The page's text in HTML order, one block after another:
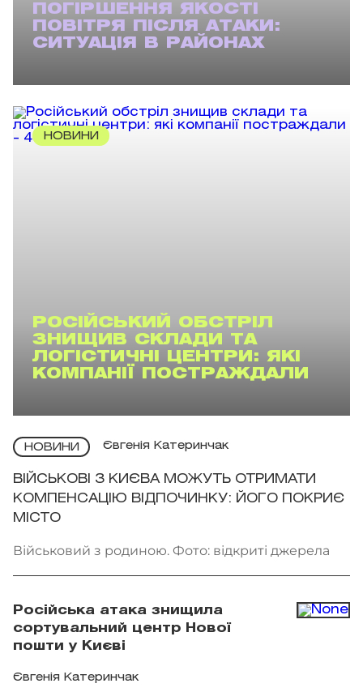
ПОГІРШЕННЯ ЯКОСТІ
ПОВІТРЯ ПІСЛЯ АТАКИ:
СИТУАЦІЯ В РАЙОНАХ
НОВИНИ
РОСІЙСЬКИЙ ОБСТРІЛ
ЗНИЩИВ СКЛАДИ ТА
ЛОГІСТИЧНІ ЦЕНТРИ: ЯКІ
КОМПАНІЇ ПОСТРАЖДАЛИ
НОВИНИ Євгенія Катеринчак
ВІЙСЬКОВІ З КИЄВА МОЖУТЬ ОТРИМАТИ
КОМПЕНСАЦІЮ ВІДПОЧИНКУ: ЙОГО ПОКРИЄ
МІСТО
Військовий з родиною. Фото: відкриті джерела
Російська атака знищила
сортувальний центр Нової
пошти у Києві
Євгенія Катеринчак